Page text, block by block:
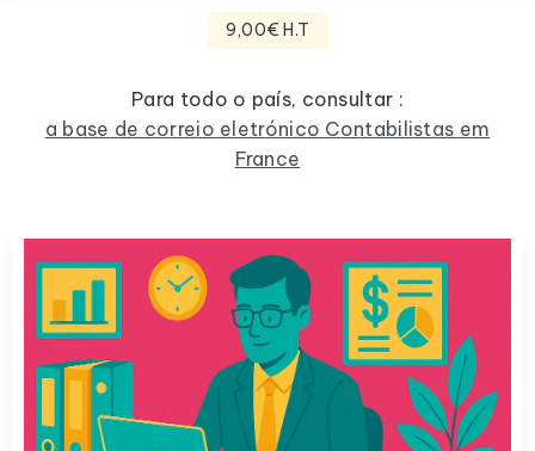
9,00€ H.T
Para todo o país, consultar :
a base de correio eletrónico Contabilistas em
France